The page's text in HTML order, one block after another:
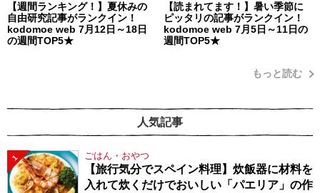
【週間ランキング！】夏休みの
自由研究記事がランクイン！
kodomoe web 7月12日～18日
の週間TOP5★
【読まれてます！】暑い季節に
ピッタリの記事がランクイン！
kodomoe web 7月5日～11日の
週間TOP5★
もっと読む
人気記事
1 ごはん・おやつ
【旅行気分でスペイン料理】炊飯器に材料を
入れて炊くだけでおいしい「パエリア」の作